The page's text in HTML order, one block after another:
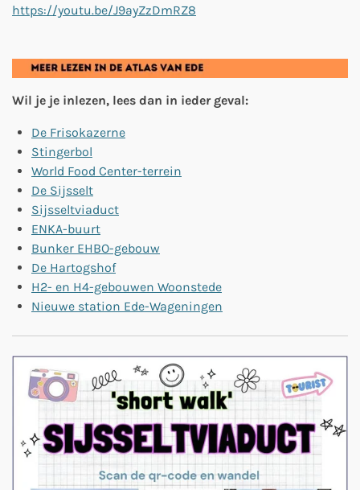
https://youtu.be/J9ayZzDmRZ8
Wil je je inlezen, lees dan in ieder geval:
De Frisokazerne
Stingerbol
World Food Center-terrein
De Sijsselt
Sijsseltviaduct
ENKA-buurt
Bunker EHBO-gebouw
De Hartogshof
H2- en H4-gebouwen Woonstede
Nieuwe station Ede-Wageningen